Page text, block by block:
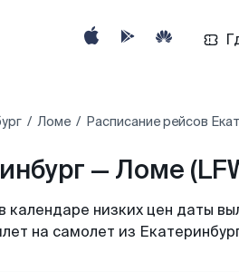
Ломе Расписание рейсов
— Ломе
низких цен даты
на самолет из